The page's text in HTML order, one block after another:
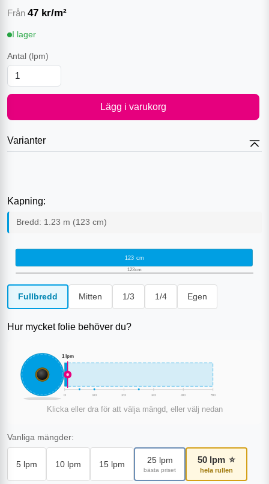
Från 47 kr/m²
I lager
Antal (lpm)
Lägg i varukorg
Varianter
Kapning:
Bredd: 1.23 m (123 cm)
123 cm
123cm
Fullbredd Mitten 1/3 1/4 Egen
Hur mycket folie behöver du?
1 lpm
0 10 20 30 40 50
Klicka eller dra för att välja mängd, eller välj nedan
Vanliga mängder:
5 lpm 10 lpm 15 lpm 25lpm
bästa priset
50 lpm ⭐
hela rullen